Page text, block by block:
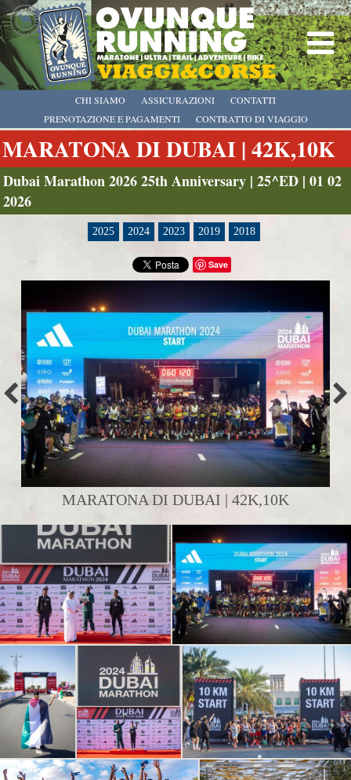
CHI SIAMO
PRENOTAZIONE E PAGAMENTI
CONTRATTO DI VIAGGIO
ASSICURAZIONI CONTATTI
MARATONA DI DUBAI | 42K,10K
Dubai Marathon 2026 25th Anniversary | 25^ED | 01 02
2026
2025 2024 2023 2019 2018
Save
MARATONA DI DUBAI | 42K,10K